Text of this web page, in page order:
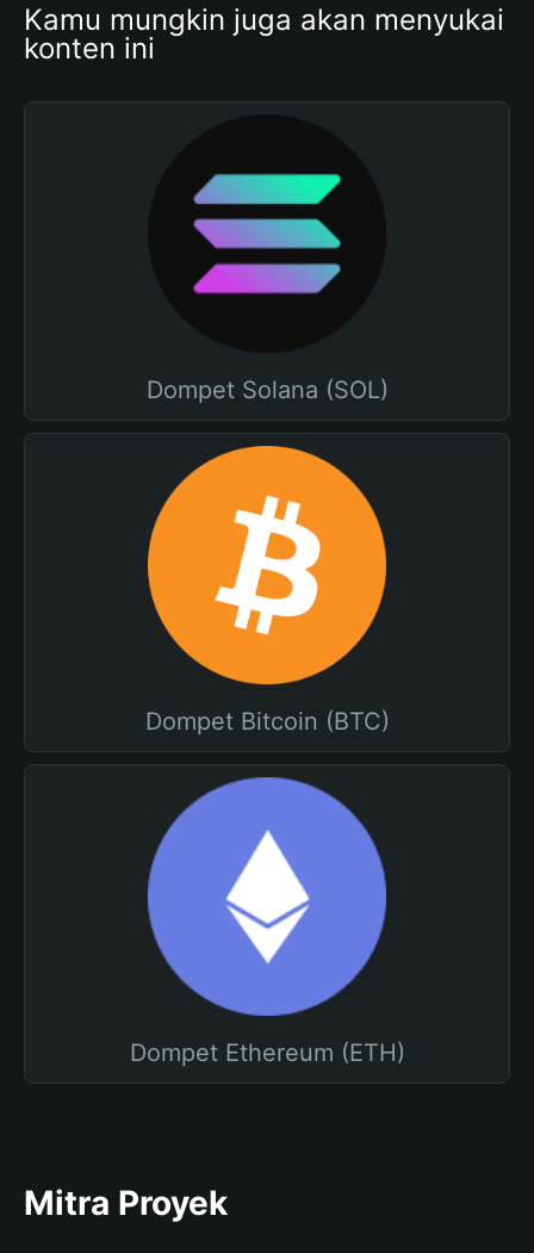
Kamu mungkin juga akan menyukai
konten ini
Dompet Solana (SOL)
Dompet Bitcoin (BTC)
Dompet Ethereum (ETH)
Mitra Proyek